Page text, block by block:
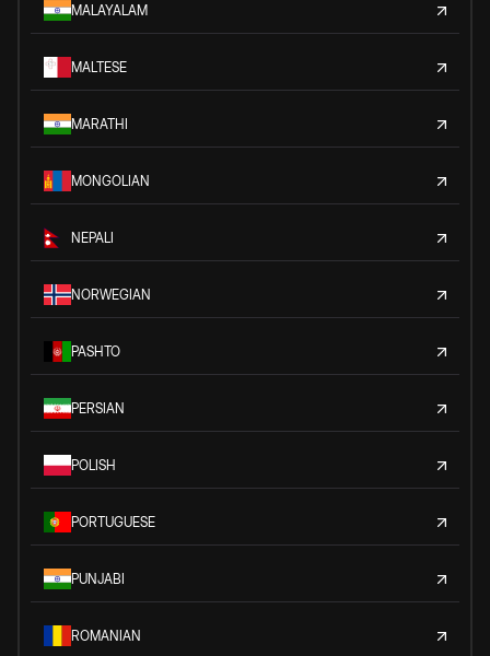
MALAYALAM
MALTESE
MARATHI
MONGOLIAN
NEPALI
NORWEGIAN
PASHTO
PERSIAN
POLISH
PORTUGUESE
PUNJABI
ROMANIAN